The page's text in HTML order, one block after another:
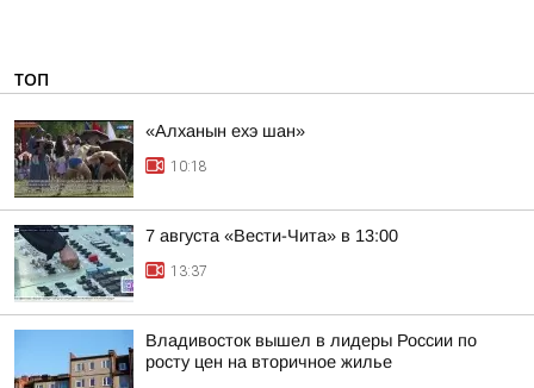
ТОП
«Алханын ехэ шан»
10:18
7 августа «Вести-Чита» в 13:00
13:37
Владивосток вышел в лидеры России по
росту цен на вторичное жилье